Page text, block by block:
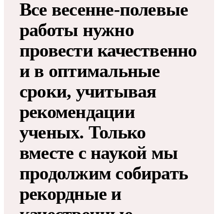
Все весенне-полевые
работы нужно
провести качественно
и в оптимальные
сроки, учитывая
рекомендации
ученых. Только
вместе с наукой мы
продолжим собирать
рекордные и